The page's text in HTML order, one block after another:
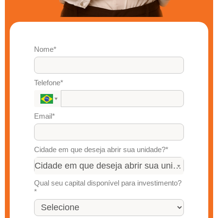
Nome*
Telefone*
Email*
Cidade em que deseja abrir sua unidade?*
Cidade em que deseja abrir sua unidade? *
Cidade
que
deseja
abrir
Qual seu capital disponível para investimento?
*